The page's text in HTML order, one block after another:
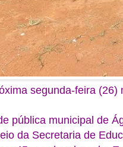
segunda-feira
pública municipal de
da Secretaria de